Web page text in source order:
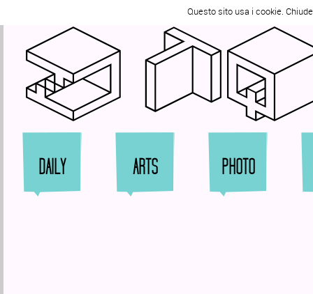
DAILY ARTS PHOTO
Questo sito usa i cookie.